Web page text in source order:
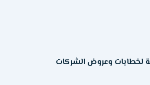
لخطابات وعروض الشركات